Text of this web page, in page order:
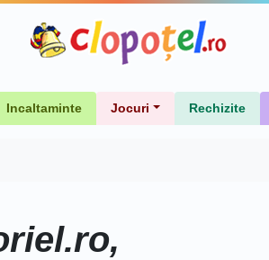
Incaltaminte Jocuri Rechizite